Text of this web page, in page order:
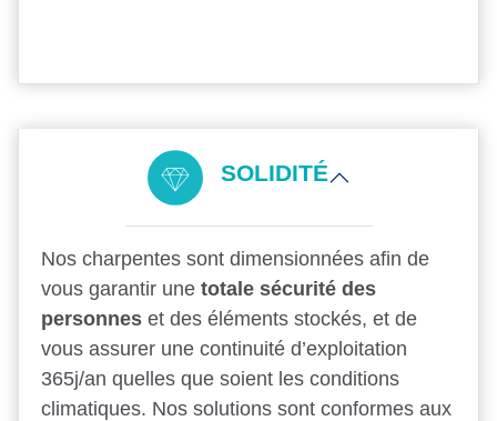
SOLIDITÉ
Nos charpentes sont dimensionnées afin de
vous garantir une totale sécurité des
personnes et des éléments stockés, et de
vous assurer une continuité d’exploitation
365j/an quelles que soient les conditions
climatiques. Nos solutions sont conformes aux